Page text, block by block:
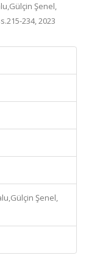
Şenel,
234, 2023
Şenel,